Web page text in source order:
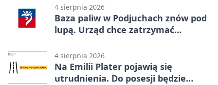
4 sierpnia 2026
Baza paliw w Podjuchach znów pod
lupą. Urząd chce zatrzymać
4 sierpnia 2026
Na Emilii Plater pojawią się
utrudnienia. Do posesji będzie